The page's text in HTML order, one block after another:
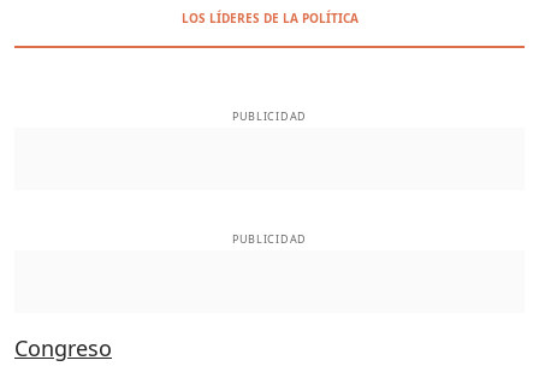
LOS LÍDERES DE LA POLÍTICA
PUBLICIDAD
PUBLICIDAD
Congreso